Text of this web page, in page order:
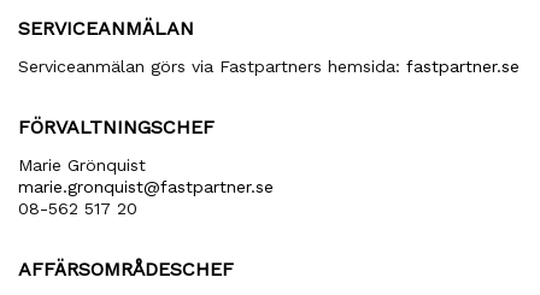
SERVICEANMÄLAN
Serviceanmälan görs via Fastpartners hemsida: fastpartner.se
FÖRVALTNINGSCHEF
Marie Grönquist
marie​.gronquist​@fastpartner​.se
08-562 517 20
AFFÄRSOMRÅDESCHEF